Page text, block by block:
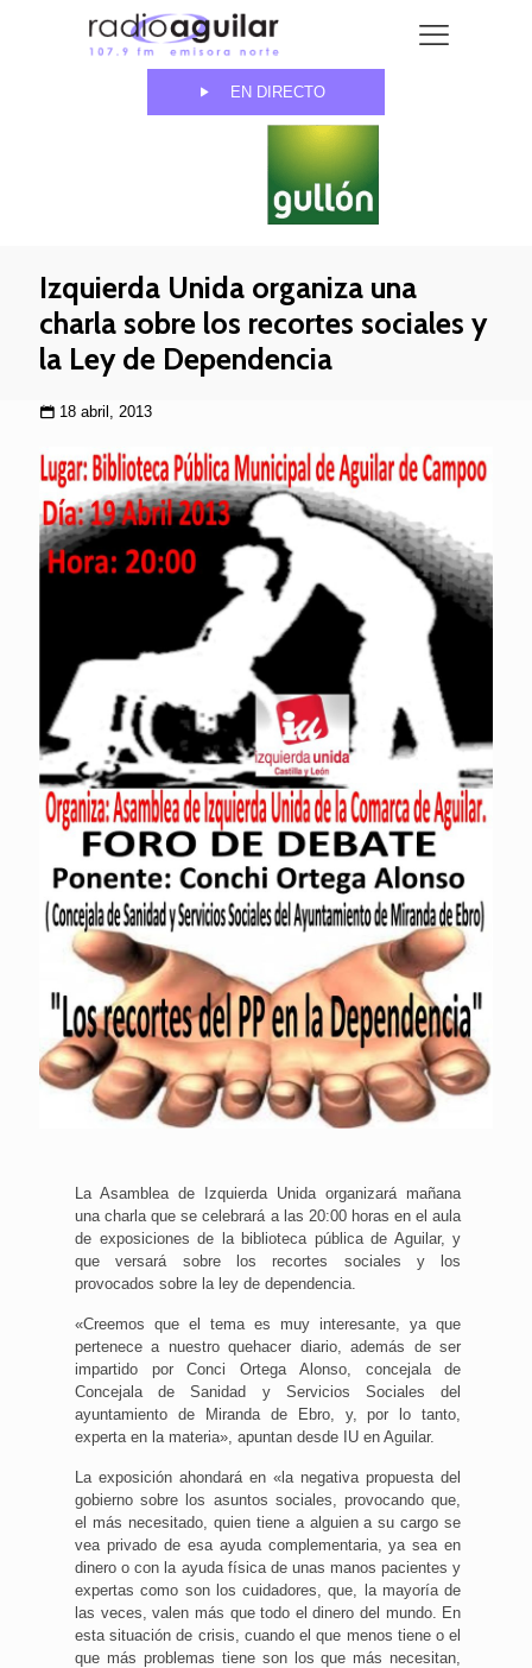
EN DIRECTO
Izquierda Unida organiza una
charla sobre los recortes sociales y
la Ley de Dependencia
18 abril, 2013
La Asamblea de Izquierda Unida organizará mañana
una charla que se celebrará a las 20:00 horas en el aula
de exposiciones de la biblioteca pública de Aguilar, y
que versará sobre los recortes sociales y los
provocados sobre la ley de dependencia.
«Creemos que el tema es muy interesante, ya que
pertenece a nuestro quehacer diario, además de ser
impartido por Conci Ortega Alonso, concejala de
Concejala de Sanidad y Servicios Sociales del
ayuntamiento de Miranda de Ebro, y, por lo tanto,
experta en la materia», apuntan desde IU en Aguilar.
La exposición ahondará en «la negativa propuesta del
gobierno sobre los asuntos sociales, provocando que,
el más necesitado, quien tiene a alguien a su cargo se
vea privado de esa ayuda complementaria, ya sea en
dinero o con la ayuda física de unas manos pacientes y
expertas como son los cuidadores, que, la mayoría de
las veces, valen más que todo el dinero del mundo. En
esta situación de crisis, cuando el que menos tiene o el
que más problemas tiene son los que más necesitan,